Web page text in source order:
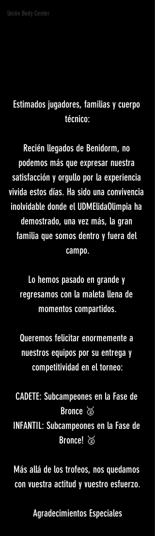
Unión Body Center
Estimados jugadores, familias y cuerpo
técnico:
Recién llegados de Benidorm, no
podemos más que expresar nuestra
satisfacción y orgullo por la experiencia
vivida estos días. Ha sido una convivencia
inolvidable donde el UDMElidaOlimpia ha
demostrado, una vez más, la gran
familia que somos dentro y fuera del
campo.
Lo hemos pasado en grande y
regresamos con la maleta llena de
momentos compartidos.
​Queremos felicitar enormemente a
nuestros equipos por su entrega y
competitividad en el torneo:
​CADETE: Subcampeones en la Fase de
Bronce 🥈
​INFANTIL: Subcampeones en la Fase de
Bronce! 🥈
​Más allá de los trofeos, nos quedamos
con vuestra actitud y vuestro esfuerzo.
​Agradecimientos Especiales